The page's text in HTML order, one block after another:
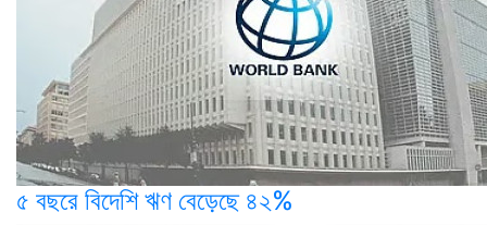
৫ বছরে বিদেশি ঋণ বেড়েছে ৪২%